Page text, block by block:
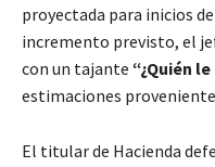
proyectada para inicios
incremento previsto, el
con un tajante “¿Quién
estimaciones
El titular de Hacienda